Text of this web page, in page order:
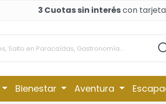
3 Cuotas sin interéscon
Bienestar Aventura